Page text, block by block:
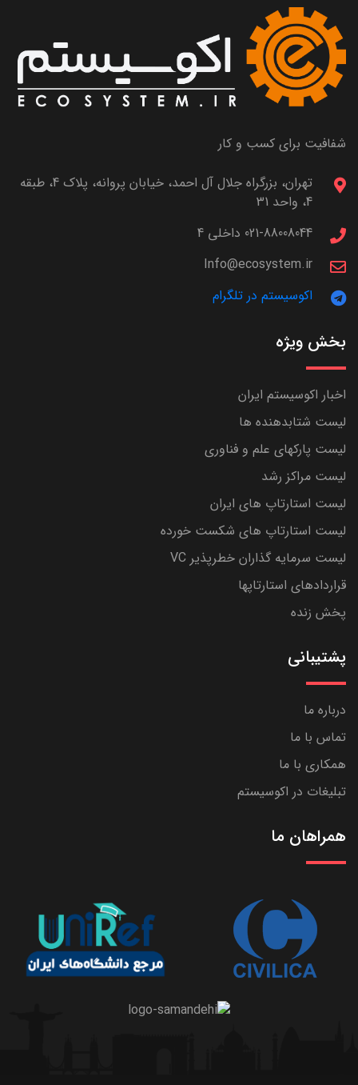
شفافیت برای کسب و کار
تهران، بزرگراه جلال آل احمد، خیابان پروانه، پلاک 4، طبقه
4، واحد 31
021-88008044 داخلی 4
Info@ecosystem.ir
اکوسیستم در تلگرام
بخش ویژه
اخبار اکوسیستم ایران
لیست شتابدهنده ها
لیست پارکهای علم و فناوری
لیست مراکز رشد
لیست استارتاپ های ایران
لیست استارتاپ های شکست خورده
لیست سرمایه گذاران خطرپذیر VC
قراردادهای استارتاپها
پخش زنده
پشتیبانی
درباره ما
تماس با ما
همکاری با ما
تبلیغات در اکوسیستم
همراهان ما